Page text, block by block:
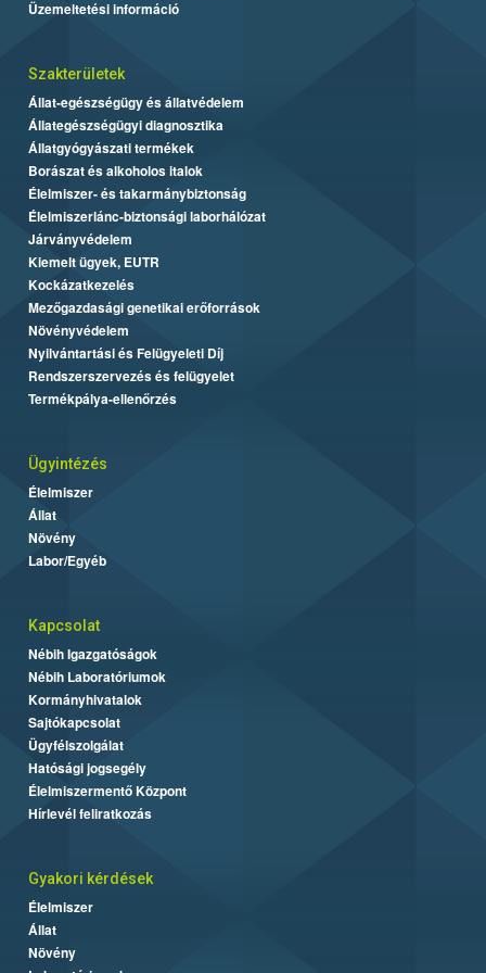
Üzemeltetési információ
Szakterületek
Állat-egészségügy és állatvédelem
Állategészségügyi diagnosztika
Állatgyógyászati termékek
Borászat és alkoholos italok
Élelmiszer- és takarmánybiztonság
Élelmiszerlánc-biztonsági laborhálózat
Járványvédelem
Kiemelt ügyek, EUTR
Kockázatkezelés
Mezőgazdasági genetikai erőforrások
Növényvédelem
Nyilvántartási és Felügyeleti Díj
Rendszerszervezés és felügyelet
Termékpálya-ellenőrzés
Ügyintézés
Élelmiszer
Állat
Növény
Labor/Egyéb
Kapcsolat
Nébih Igazgatóságok
Nébih Laboratóriumok
Kormányhivatalok
Sajtókapcsolat
Ügyfélszolgálat
Hatósági jogsegély
Élelmiszermentő Központ
Hírlevél feliratkozás
Gyakori kérdések
Élelmiszer
Állat
Növény